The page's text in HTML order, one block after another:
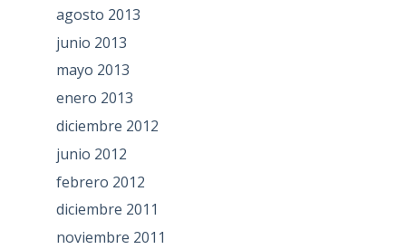
agosto 2013
junio 2013
mayo 2013
enero 2013
diciembre 2012
junio 2012
febrero 2012
diciembre 2011
noviembre 2011